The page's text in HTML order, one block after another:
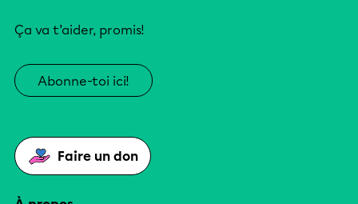
Ça va t’aider, promis!
Abonne-toi ici!
Faire un don